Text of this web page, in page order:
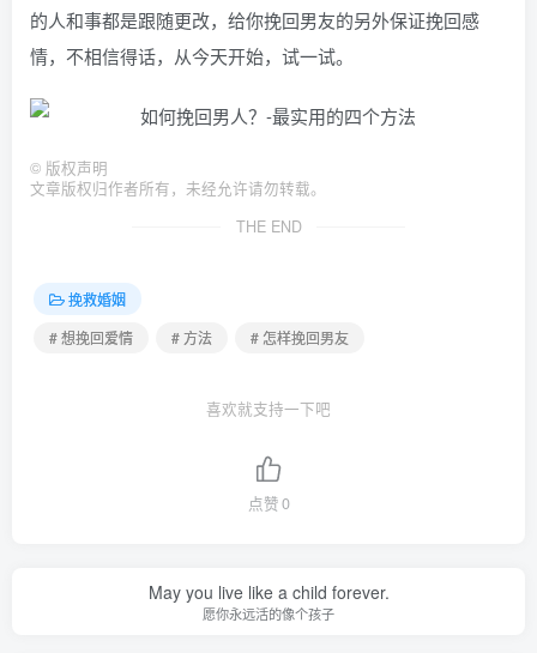
的人和事都是跟随更改，给你挽回男友的另外保证挽回感
情，不相信得话，从今天开始，试一试。
© 版权声明
文章版权归作者所有，未经允许请勿转载。
THE END
挽救婚姻
# 想挽回爱情
# 方法 # 怎样挽回男友
喜欢就支持一下吧
点赞0
May you live like a child forever.
愿你永远活的像个孩子